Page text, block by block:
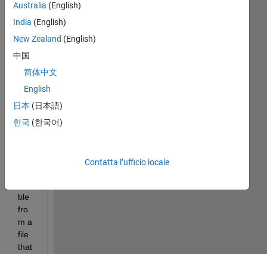
Mostra
commenti
recenti
I
hav
ble
fro
m a
file
that
Australia (English)
India (English)
New Zealand (English)
中国
简体中文
English
日本 (日本語)
한국 (한국어)
Contatta l’ufficio locale